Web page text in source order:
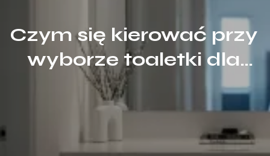
Czym się kierować przy
wyborze toaletki dla
dziewczyny, by mebel
rósł razem z jej
potrzebami?